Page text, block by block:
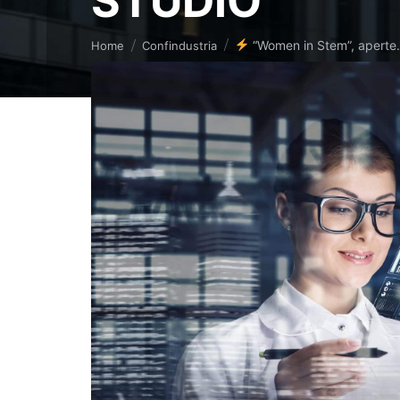
Tu sei qui:
Home Confindustria “Women in Stem”,